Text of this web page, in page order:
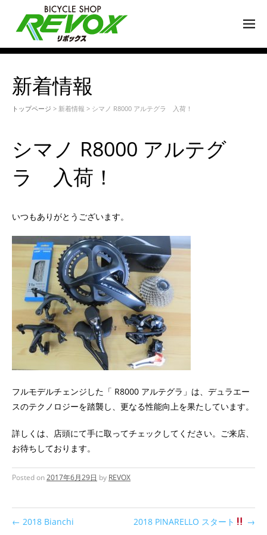
U
新着情報
トップページ > 新着情報 > シマノ R8000 アルテグラ 入荷！
シマノ R8000 アルテグ
ラ 入荷！
いつもありがとうございます。
フルモデルチェンジした「 R8000 アルテグラ」は、デュラエー
スのテクノロジーを踏襲し、更なる性能向上を果たしています。
詳しくは、店頭にて手に取ってチェックしてください。ご来店、
お待ちしております。
Posted on2017年6月29日 by REVOX
← 2018 Bianchi 2018 PINARELLO スタート →